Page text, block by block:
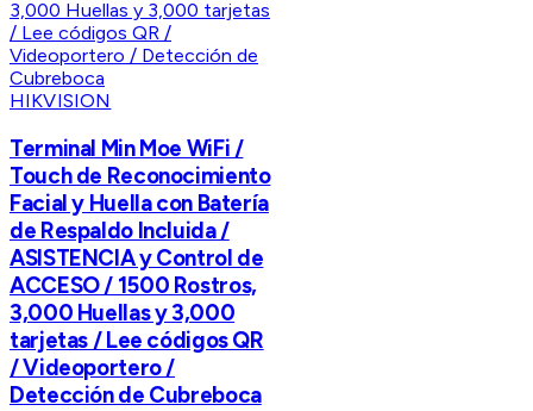
HIKVISION
Terminal Min Moe WiFi /
Touch de Reconocimiento
Facial y Huella con Batería
de Respaldo Incluida /
ASISTENCIA y Control de
ACCESO / 1500 Rostros,
3,000 Huellas y 3,000
tarjetas / Lee códigos QR
/ Videoportero /
Detección de Cubreboca